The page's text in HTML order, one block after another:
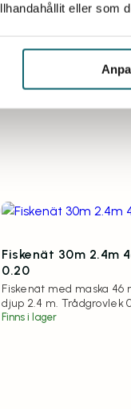
eller som
Fiskenät 30m 2.4m
0.20
Fiskenät med maska 46
djup 2.4 m. Trådgrovlek
Finns i lager